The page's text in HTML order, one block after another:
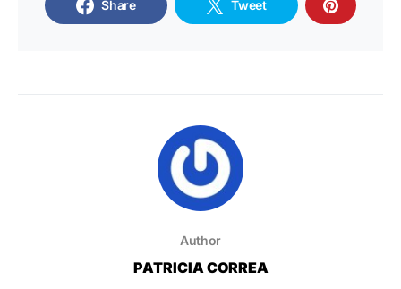
Share Tweet
Author
PATRICIA CORREA